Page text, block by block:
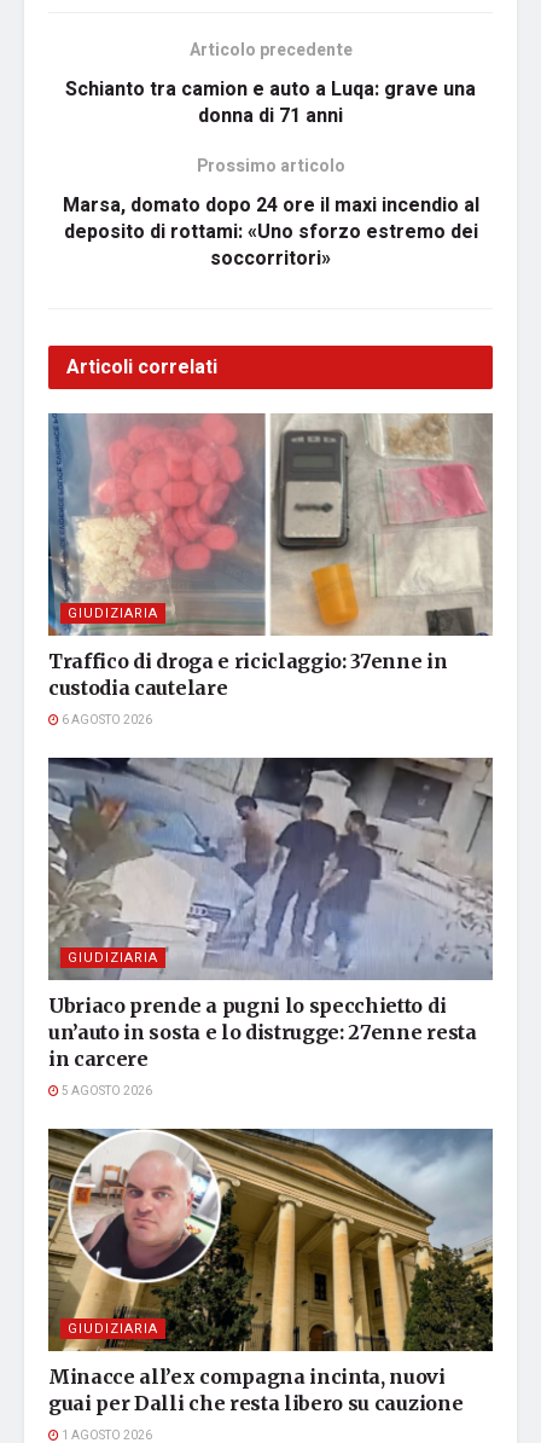
Articolo precedente
Schianto tra camion e auto a Luqa: grave una
donna di 71 anni
Prossimo articolo
Marsa, domato dopo 24 ore il maxi incendio al
deposito di rottami: «Uno sforzo estremo dei
soccorritori»
Articoli correlati
GIUDIZIARIA
Traffico di droga e riciclaggio: 37enne in
custodia cautelare
6 AGOSTO 2026
GIUDIZIARIA
Ubriaco prende a pugni lo specchietto di
un’auto in sosta e lo distrugge: 27enne resta
in carcere
5 AGOSTO 2026
GIUDIZIARIA
Minacce all’ex compagna incinta, nuovi
guai per Dalli che resta libero su cauzione
1 AGOSTO 2026